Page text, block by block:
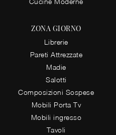
ZONA GIORNO
Librerie
Pareti Attrezzate
Madie
Salotti
Composizioni Sospese
Mobili Porta Tv
Mobili ingresso
Tavoli